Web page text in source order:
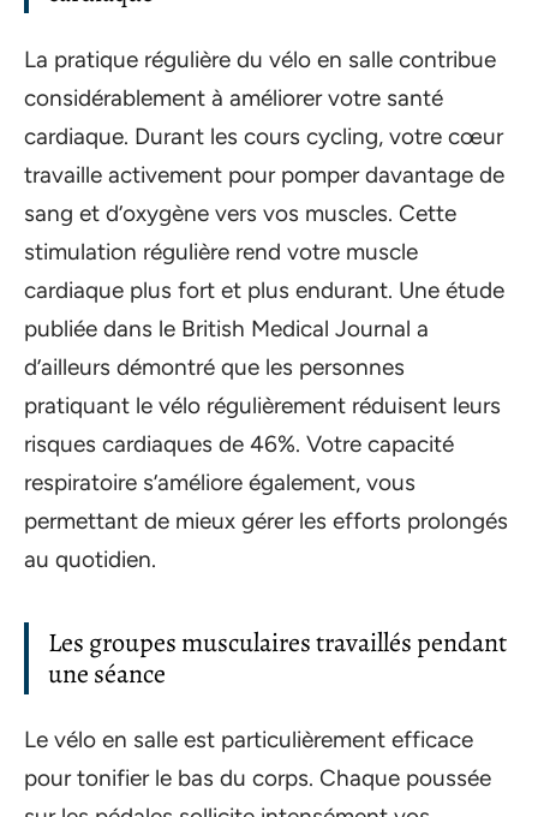
La pratique régulière du vélo en salle contribue
considérablement à améliorer votre santé
cardiaque. Durant les cours cycling, votre cœur
travaille activement pour pomper davantage de
sang et d’oxygène vers vos muscles. Cette
stimulation régulière rend votre muscle
cardiaque plus fort et plus endurant. Une étude
publiée dans le British Medical Journal a
d’ailleurs démontré que les personnes
pratiquant le vélo régulièrement réduisent leurs
risques cardiaques de 46%. Votre capacité
respiratoire s’améliore également, vous
permettant de mieux gérer les efforts prolongés
au quotidien.
Les groupes musculaires travaillés pendant
une séance
Le vélo en salle est particulièrement efficace
pour tonifier le bas du corps. Chaque poussée